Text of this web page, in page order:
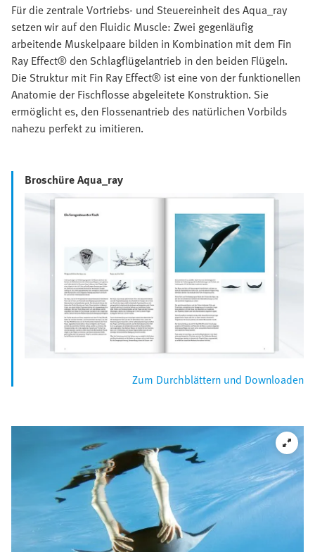
Für die zentrale Vortriebs- und Steuereinheit des Aqua_ray
setzen wir auf den Fluidic Muscle: Zwei gegenläufig
arbeitende Muskelpaare bilden in Kombination mit dem Fin
Ray Effect® den Schlagflügelantrieb in den beiden Flügeln.
Die Struktur mit Fin Ray Effect® ist eine von der funktionellen
Anatomie der Fischflosse abgeleitete Konstruktion. Sie
ermöglicht es, den Flossenantrieb des natürlichen Vorbilds
nahezu perfekt zu imitieren.
Broschüre Aqua_ray
Zum Durchblättern und Downloaden